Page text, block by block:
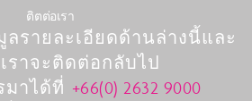
ติตต่อเรา
รายละเอียดด้านล่างนี้และ
ราจะติดต่อกลับไป
มาได้ที่ +66(0) 2632 9000